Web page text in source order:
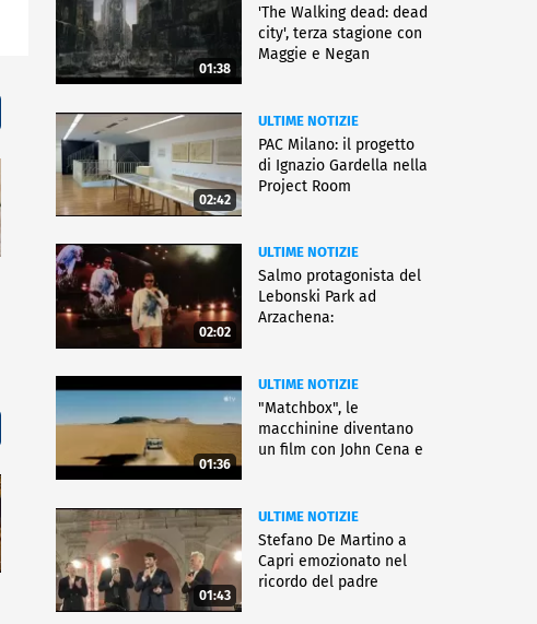
01:38
'The Walking dead: dead
city', terza stagione con
Maggie e Negan
02:42
ULTIME NOTIZIE
PAC Milano: il progetto
di Ignazio Gardella nella
Project Room
02:02
ULTIME NOTIZIE
Salmo protagonista del
Lebonski Park ad
Arzachena:
01:36
ULTIME NOTIZIE
"Matchbox", le
macchinine diventano
un film con John Cena e
01:43
ULTIME NOTIZIE
Stefano De Martino a
Capri emozionato nel
ricordo del padre